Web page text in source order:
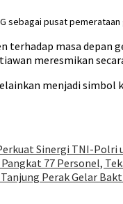
sebagai pusat
terhadap masa
meresmikan
menjadi
Sinergi TNI-
77 Personel,
Perak Gelar